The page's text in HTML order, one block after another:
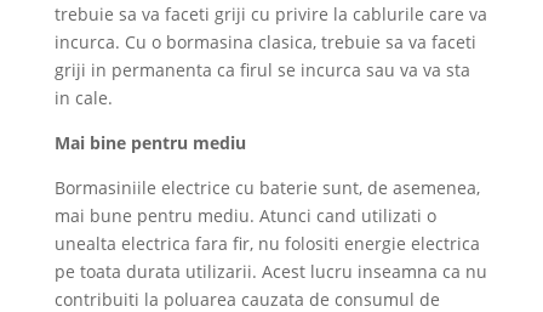
trebuie sa va faceti griji cu privire la cablurile care va
incurca. Cu o bormasina clasica, trebuie sa va faceti
griji in permanenta ca firul se incurca sau va va sta
in cale.
Mai bine pentru mediu
Bormasiniile electrice cu baterie sunt, de asemenea,
mai bune pentru mediu. Atunci cand utilizati o
unealta electrica fara fir, nu folositi energie electrica
pe toata durata utilizarii. Acest lucru inseamna ca nu
contribuiti la poluarea cauzata de consumul de